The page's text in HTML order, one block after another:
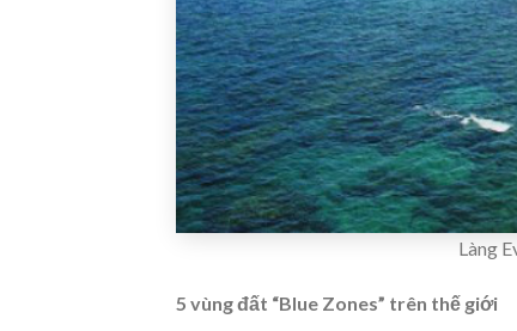
Làng
5 vùng đất “Blue Zones” trên thế giới